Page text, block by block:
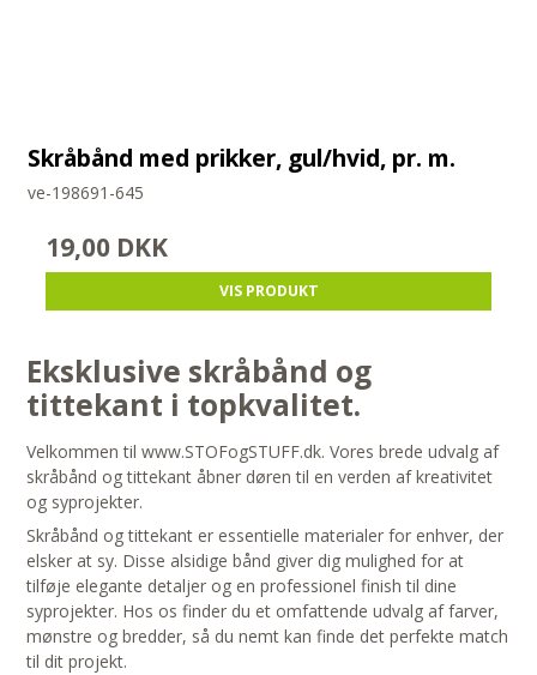
Skråbånd med prikker, gul/hvid, pr. m.
ve-198691-645
19,00 DKK
VIS PRODUKT
Eksklusive skråbånd og
tittekant i topkvalitet.
Velkommen til www.STOFogSTUFF.dk. Vores brede udvalg af
skråbånd og tittekant åbner døren til en verden af kreativitet
og syprojekter.
Skråbånd og tittekant er essentielle materialer for enhver, der
elsker at sy. Disse alsidige bånd giver dig mulighed for at
tilføje elegante detaljer og en professionel finish til dine
syprojekter. Hos os finder du et omfattende udvalg af farver,
mønstre og bredder, så du nemt kan finde det perfekte match
til dit projekt.